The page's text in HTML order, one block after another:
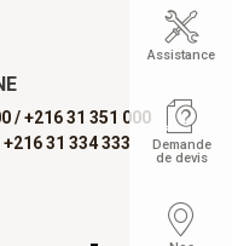
/ +216 31 351 000
31 334 333
Assistance
Demande
de devis